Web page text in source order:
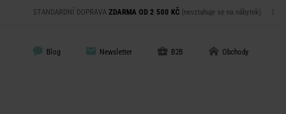
STANDARDNÍ DOPRAVA ZDARMA OD 2 500 KČ (nevztahuje se na nábytek) |
Blog Newsletter B2B Obchody